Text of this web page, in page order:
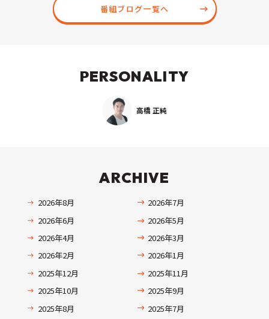
番組ブログ一覧へ
PERSONALITY
高橋 正純
ARCHIVE
2026年8月
2026年7月
2026年6月
2026年5月
2026年4月
2026年3月
2026年2月
2026年1月
2025年12月
2025年11月
2025年10月
2025年9月
2025年8月
2025年7月